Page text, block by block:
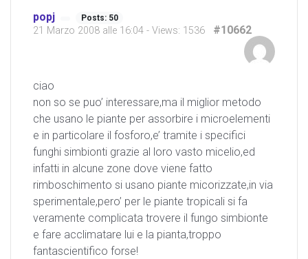
popj Posts: 50
21 Marzo 2008 alle 16:04 - Views: 1536 #10662
ciao
non so se puo’ interessare,ma il miglior metodo
che usano le piante per assorbire i microelementi
e in particolare il fosforo,e’ tramite i specifici
funghi simbionti grazie al loro vasto micelio,ed
infatti in alcune zone dove viene fatto
rimboschimento si usano piante micorizzate,in via
sperimentale,pero’ per le piante tropicali si fa
veramente complicata trovere il fungo simbionte
e fare acclimatare lui e la pianta,troppo
fantascientifico forse!